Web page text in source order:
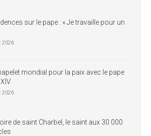
sur le pape : « Je travaille pour un
2026
mondial pour la paix avec le pape
XIV
2026
de saint Charbel, le saint aux 30 000